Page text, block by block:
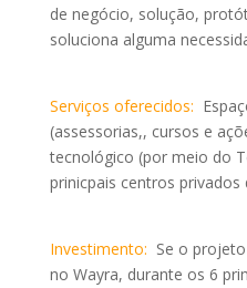
de negócio, solução,
soluciona alguma
Serviços oferecidos:
(assessorias,, cursos e
tecnológico (por meio do
prinicpais centros privados
Investimento: Se o
no Wayra, durante os 6